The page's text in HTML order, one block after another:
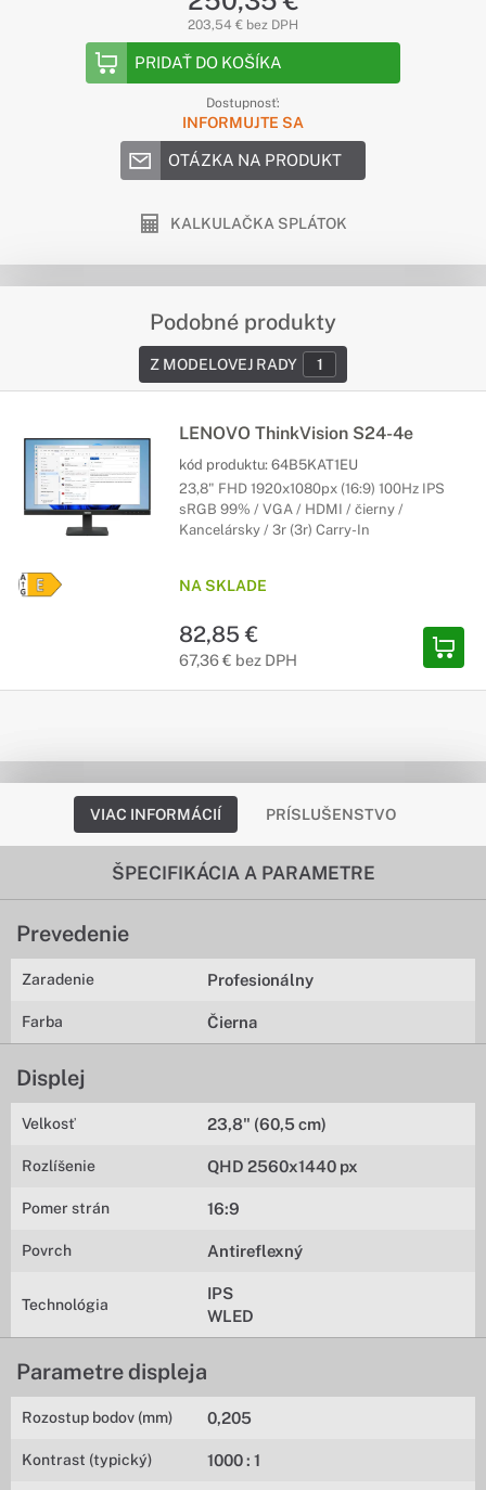
203,54 € bez DPH
PRIDAŤ DO KOŠÍKA
Dostupnosť:
INFORMUJTE SA
OTÁZKA NA PRODUKT
KALKULAČKA SPLÁTOK
Podobné produkty
Z MODELOVEJ RADY 1
LENOVO ThinkVision S24-4e
kód produktu: 64B5KAT1EU
23,8" FHD 1920x1080px (16:9) 100Hz IPS
sRGB 99% / VGA / HDMI / čierny /
Kancelársky / 3r (3r) Carry-In
NA SKLADE
82,85 €
67,36 € bez DPH
VIAC INFORMÁCIÍ PRÍSLUŠENSTVO
ŠPECIFIKÁCIA A PARAMETRE
Prevedenie
Zaradenie Profesionálny
Farba Čierna
Displej
Velkosť 23,8" (60,5 cm)
Rozlíšenie QHD 2560x1440 px
Pomer strán 16:9
Povrch Antireflexný
Technológia
IPS
WLED
Parametre displeja
Rozostup bodov (mm) 0,205
Kontrast (typický) 1000 : 1